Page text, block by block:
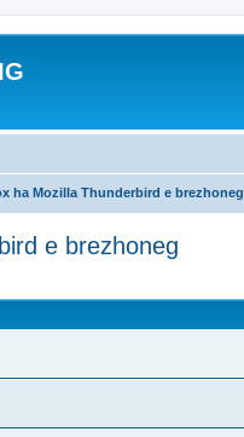
ha Mozilla Thunderbird e brezhoneg
e brezhoneg